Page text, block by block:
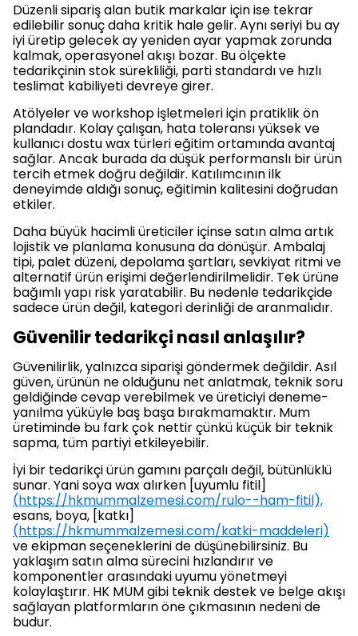
Düzenli sipariş alan butik markalar için ise tekrar
edilebilir sonuç daha kritik hale gelir. Aynı seriyi bu ay
iyi üretip gelecek ay yeniden ayar yapmak zorunda
kalmak, operasyonel akışı bozar. Bu ölçekte
tedarikçinin stok sürekliliği, parti standardı ve hızlı
teslimat kabiliyeti devreye girer.
Atölyeler ve workshop işletmeleri için pratiklik ön
plandadır. Kolay çalışan, hata toleransı yüksek ve
kullanıcı dostu wax türleri eğitim ortamında avantaj
sağlar. Ancak burada da düşük performanslı bir ürün
tercih etmek doğru değildir. Katılımcının ilk
deneyimde aldığı sonuç, eğitimin kalitesini doğrudan
etkiler.
Daha büyük hacimli üreticiler içinse satın alma artık
lojistik ve planlama konusuna da dönüşür. Ambalaj
tipi, palet düzeni, depolama şartları, sevkiyat ritmi ve
alternatif ürün erişimi değerlendirilmelidir. Tek ürüne
bağımlı yapı risk yaratabilir. Bu nedenle tedarikçide
sadece ürün değil, kategori derinliği de aranmalıdır.
Güvenilir tedarikçi nasıl anlaşılır?
Güvenilirlik, yalnızca siparişi göndermek değildir. Asıl
güven, ürünün ne olduğunu net anlatmak, teknik soru
geldiğinde cevap verebilmek ve üreticiyi deneme-
yanılma yüküyle baş başa bırakmamaktır. Mum
üretiminde bu fark çok nettir çünkü küçük bir teknik
sapma, tüm partiyi etkileyebilir.
İyi bir tedarikçi ürün gamını parçalı değil, bütünlüklü
sunar. Yani soya wax alırken [uyumlu fitil]
(https://hkmummalzemesi.com/rulo--ham-fitil),
esans, boya, [katkı]
(https://hkmummalzemesi.com/katki-maddeleri)
ve ekipman seçeneklerini de düşünebilirsiniz. Bu
yaklaşım satın alma sürecini hızlandırır ve
komponentler arasındaki uyumu yönetmeyi
kolaylaştırır. HK MUM gibi teknik destek ve belge akışı
sağlayan platformların öne çıkmasının nedeni de
budur.